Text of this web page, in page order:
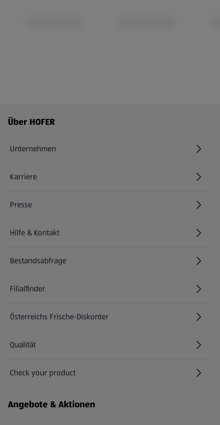
Fußzeilenmenü - weitere Links
Über HOFER
Unternehmen
Karriere
(öffnet in einem neuen Tab)
Presse
Hilfe & Kontakt
(öffnet in einem neuen Tab)
Bestandsabfrage
(öffnet in einem neuen Tab)
Filialfinder
Österreichs Frische-Diskonter
Qualität
Check your product
(öffnet in einem neuen Tab)
Angebote & Aktionen